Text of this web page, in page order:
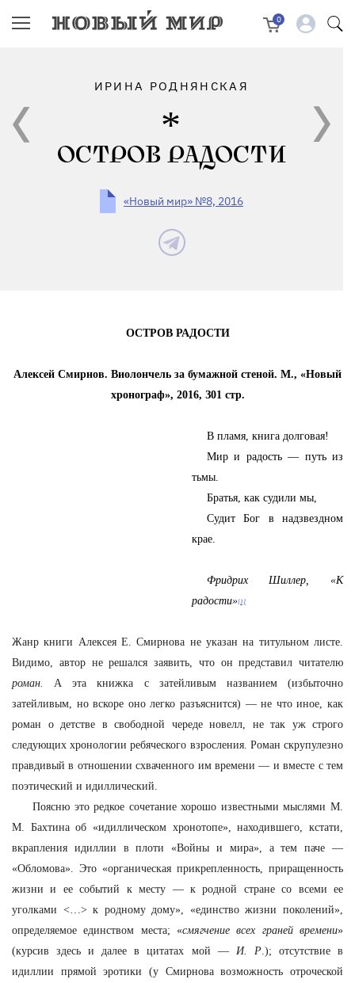
0
ИРИНА РОДНЯНСКАЯ
ОСТРОВ РАДОСТИ
«Новый мир» №8, 2016
ОСТРОВ РАДОСТИ
Алексей Смирнов. Виолончель за бумажной стеной. М., «Новый
хронограф», 2016, З01 стр.
В пламя, книга долговая!
Мир и радость — путь из
тьмы.
Братья, как судили мы,
Судит Бог в надзвездном
крае.
Фридрих Шиллер, «К
радости»[1]
Жанр книги Алексея Е. Смирнова не указан на титульном листе.
Видимо, автор не решался заявить, что он представил читателю
роман.
А эта книжка с затейливым названием (избыточно
затейливым, но вскоре оно легко разъяснится) — не что иное, как
роман о детстве в свободной череде новелл, не так уж строго
следующих хронологии ребяческого взросления. Роман скрупулезно
правдивый в отношении схваченного им времени — и вместе с тем
поэтический и идиллический.
Поясню это редкое сочетание хорошо известными мыслями М.
М. Бахтина об «идиллическом хронотопе», находившего, кстати,
вкрапления идиллии в плоти «Войны и мира», а тем паче —
«Обломова». Это «органическая прикрепленность, приращенность
жизни и ее событий к месту — к родной стране со всеми ее
уголками <…> к родному дому», «единство жизни поколений»,
определяемое единством места; «смягчение всех граней времени»
(курсив здесь и далее в цитатах мой — И. Р.); отсутствие в
идиллии прямой эротики (у Смирнова возможность отроческой